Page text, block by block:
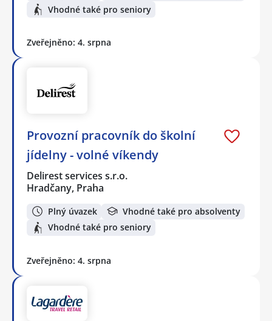
Vhodné také pro seniory
Zveřejněno: 4. srpna
Provozní pracovník do školní
jídelny - volné víkendy
Delirest services s.r.o.
Hradčany, Praha
Plný úvazek
Vhodné také pro absolventy
Vhodné také pro seniory
Zveřejněno: 4. srpna